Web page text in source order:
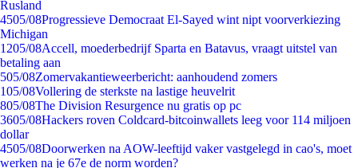
Rusland
4505/08Progressieve Democraat El-Sayed wint nipt voorverkiezing
Michigan
1205/08Accell, moederbedrijf Sparta en Batavus, vraagt uitstel van
betaling aan
505/08Zomervakantieweerbericht: aanhoudend zomers
105/08Vollering de sterkste na lastige heuvelrit
805/08The Division Resurgence nu gratis op pc
3605/08Hackers roven Coldcard-bitcoinwallets leeg voor 114 miljoen
dollar
4505/08Doorwerken na AOW-leeftijd vaker vastgelegd in cao's, moet
werken na je 67e de norm worden?